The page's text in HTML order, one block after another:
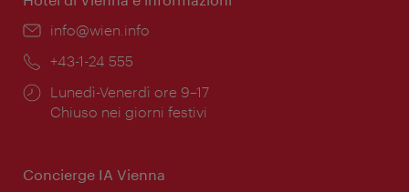
Email:
info@wien.info
Telefono:
+43-1-24 555
Orari
di
Lunedì-Venerdì ore 9–17
Chiuso nei giorni festivi
Concierge IA Vienna